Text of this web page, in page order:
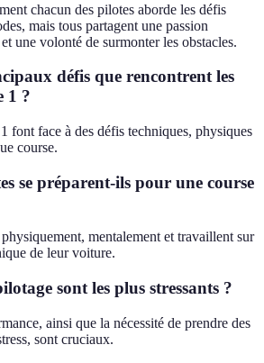
chacun des pilotes aborde les défis
mais tous partagent une passion
une volonté de surmonter les obstacles.
défis que rencontrent les
1 ?
font face à des défis techniques, physiques
course.
se préparent-ils pour une course
mentalement et travaillent sur
de leur voiture.
sont les plus stressants ?
ainsi que la nécessité de prendre des
sont cruciaux.